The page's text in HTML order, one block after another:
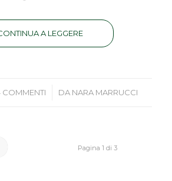
A LEGGERE
COMMENTI
/ DA NARA MARRUCCI
Pagina 1 di 3